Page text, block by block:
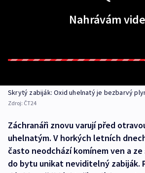
Nahrávám
Skrytý zabiják: Oxid uhelnatý je bezbarvý
Zdroj: ČT24
Záchranáři znovu varují před
uhelnatým. V horkých letních
často neodchází komínem ven a
do bytu unikat neviditelný zabiják.